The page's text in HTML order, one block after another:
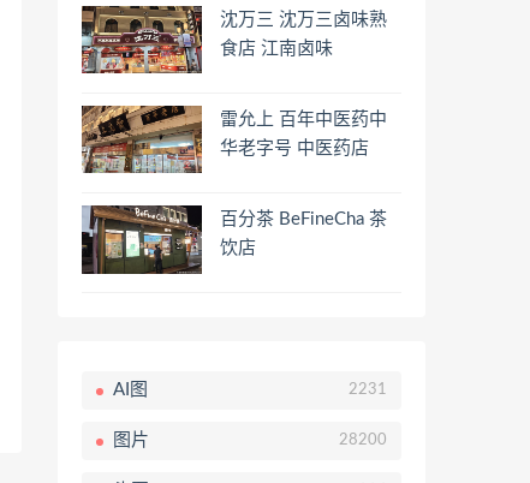
沈万三 沈万三卤味熟
食店 江南卤味
雷允上 百年中医药中
华老字号 中医药店
百分茶 BeFineCha 茶
饮店
AI图 2231
图片 28200